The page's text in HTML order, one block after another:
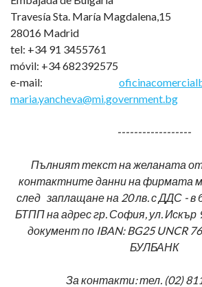
Travesía Sta. María Magdalena,15
28016 Madrid
tel: +34 91 3455761
móvil: +34 682392575
e-mail:
maria.yancheva@mi.government.bg
------------------
Пълният текст на желаната
контактните данни на фирмата
след заплащане на 20 лв. с ДДС - в
БТПП на адрес гр. София, ул. Искър
документ по IBAN: BG25 UNCR
БУЛБАНК
За контакти: тел. (02) 8117